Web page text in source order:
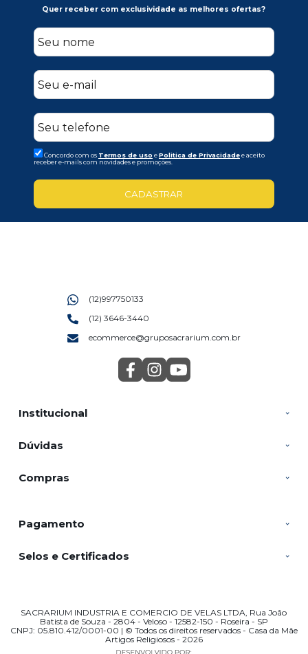
Quer receber com exclusividade as melhores ofertas?
Concordo com os Termos de uso ePolitica de Privacidadee aceito
receber e-mails com novidades e promoções.
CADASTRAR
Institucional
Dúvidas
Compras
(12)997750133
(12) 3646-3440
ecommerce@gruposacrarium.com.br
Pagamento
Selos e Certificados
SACRARIUM INDUSTRIA E COMERCIO DE VELAS LTDA, Rua João
Batista de Souza - 2804 - Veloso - 12582-150 - Roseira - SP
CNPJ: 05.810.412/0001-00 | © Todos os direitos reservados - Casa da Mãe
Artigos Religiosos - 2026